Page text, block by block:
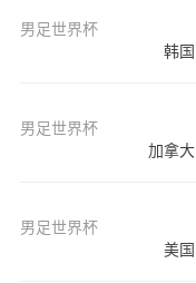
男足世界杯
韩国
男足世界杯
加拿大
男足世界杯
美国